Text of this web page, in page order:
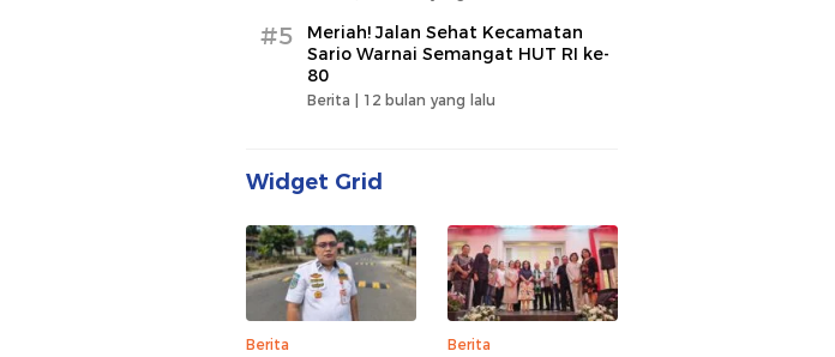
#5
Meriah! Jalan Sehat Kecamatan
Sario Warnai Semangat HUT RI ke-
80
Berita | 12 bulan yang lalu
Widget Grid
Berita Berita